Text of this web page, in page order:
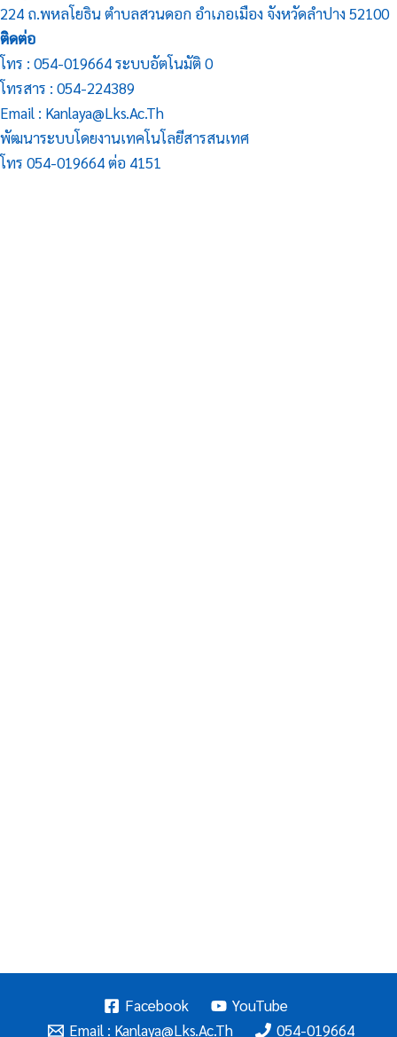
224 ถ.พหลโยธิน ตำบลสวนดอก อำเภอเมือง จังหวัดลำปาง 52100
ติดต่อ
โทร : 054-019664 ระบบอัตโนมัติ 0
โทรสาร : 054-224389
Email : Kanlaya@lks.ac.th
พัฒนาระบบโดยงานเทคโนโลยีสารสนเทศ
โทร 054-019664 ต่อ 4151
Facebook
YouTube
Email : Kanlaya@lks.ac.th
054-019664